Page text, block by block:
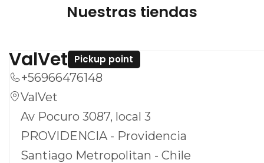
Nuestras tiendas
ValVet Pickup point
+56966476148
ValVet
Av Pocuro 3087, local 3
PROVIDENCIA - Providencia
Santiago Metropolitan - Chile